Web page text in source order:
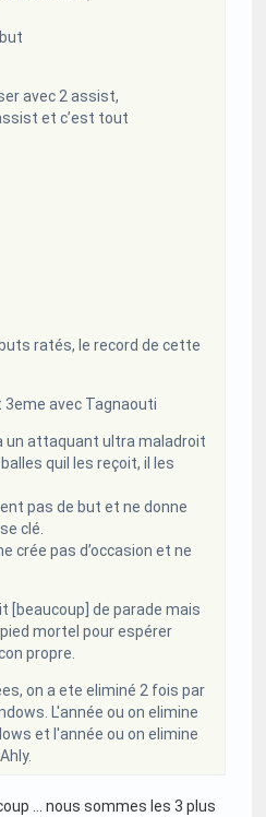
avec 2 assist,
et c’est tout
ratés, le record de cette
3eme avec Tagnaouti
un attaquant ultra maladroit
quil les reçoit, il les
pas de but et ne donne
clé.
crée pas d’occasion et ne
[beaucoup] de parade mais
mortel pour espérer
propre.
on a ete eliminé 2 fois par
L'année ou on elimine
et l'année ou on elimine
… nous sommes les 3 plus